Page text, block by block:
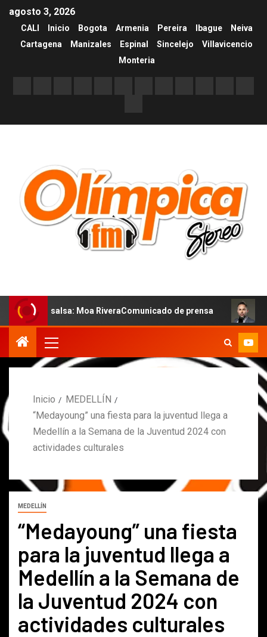
agosto 3, 2026
CALI Inicio Bogota Armenia Pereira Ibague
Neiva
Cartagena
Manizales Espinal Sincelejo
Villavicencio
Monteria
salsa: Moa RiveraComunicado de prensa
Inicio
MEDELLÍN
“Medayoung” una fiesta para la juventud llega a
Medellín a la Semana de la Juventud 2024 con
actividades culturales
MEDELLÍN
“Medayoung” una fiesta
para la juventud llega a
Medellín a la Semana de
la Juventud 2024 con
actividades culturales